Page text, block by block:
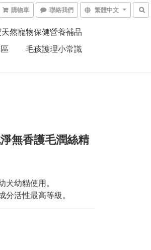
購物車 聯絡我們 繁體中文
然寵物保健營養補品
毛孩護理小常識
無香護毛潤絲精
幼貓使用。
活性最高等級。